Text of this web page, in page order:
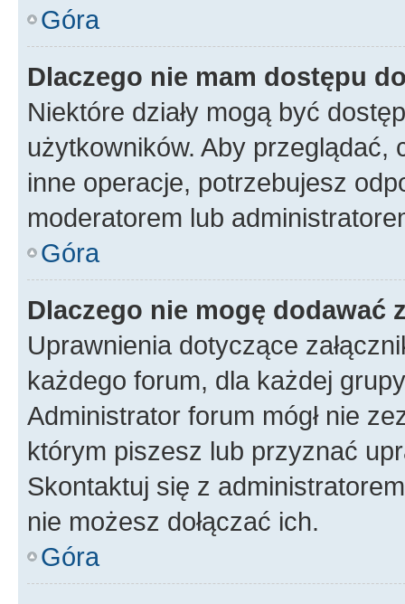
Góra
Dlaczego nie mam dostępu
Niektóre działy mogą być
użytkowników. Aby
inne operacje, potrzebujesz
moderatorem lub
Góra
Dlaczego nie mogę dodawać
Uprawnienia dotyczące
każdego forum, dla każdej
Administrator forum mógł nie
którym piszesz lub przyznać
Skontaktuj się z
nie możesz dołączać ich.
Góra